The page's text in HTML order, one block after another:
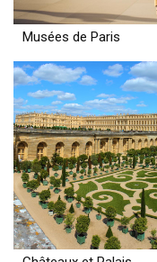
Musées de Paris